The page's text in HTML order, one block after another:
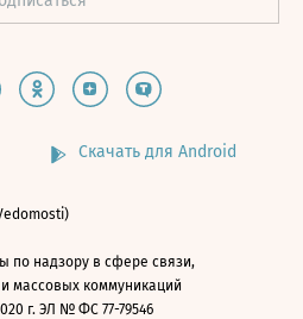
Скачать для Android
по надзору в сфере связи,
массовых коммуникаций
г. ЭЛ № ФС 77-79546